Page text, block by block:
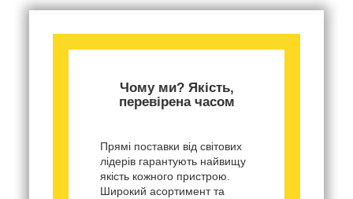
Чому ми? Якість,
перевірена часом
Прямі поставки від світових
лідерів гарантують найвищу
якість кожного пристрою.
Широкий асортимент та